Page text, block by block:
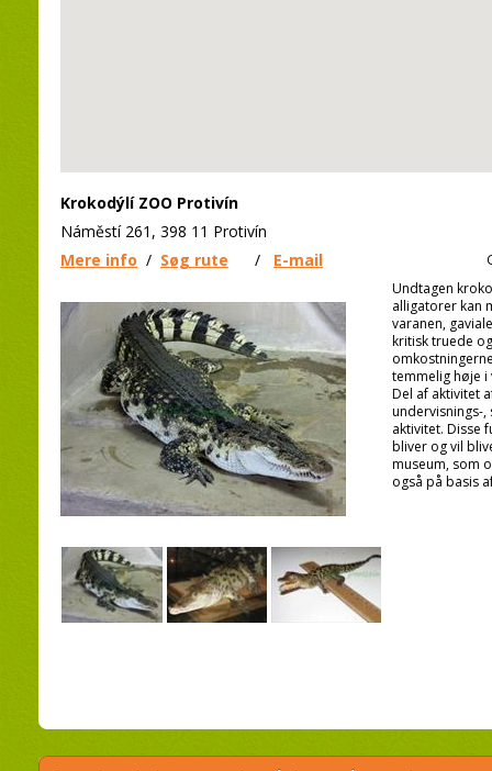
Krokodýlí ZOO Protivín
Náměstí 261, 398 11 Protivín
Mere info / Søg rute / E-mail
Undtagen
alligatorer kan
varanen,
kritisk truede
temmelig høje
Del af aktivitet
undervisnings-
aktivitet. Disse
bliver og vil
museum, som
også på basis